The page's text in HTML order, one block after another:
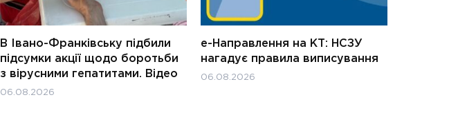
В Івано-Франківську підбили
підсумки акції щодо боротьби
з вірусними гепатитами. Відео
06.08.2026
е-Направлення на КТ: НСЗУ
нагадує правила виписування
06.08.2026